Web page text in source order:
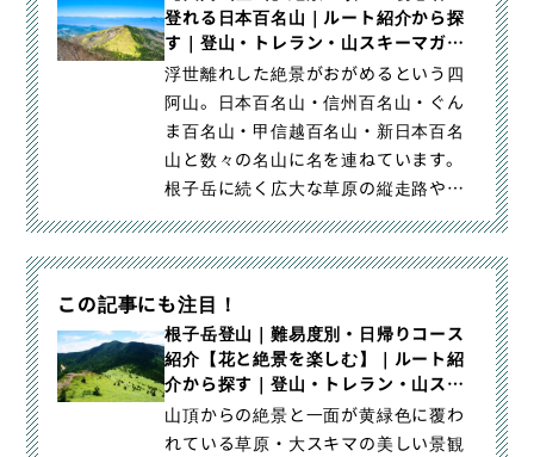
登れる日本百名山｜ルート紹介から探
す｜登山・トレラン・山スキーマガジ
ン「山旅旅」
浮世離れした絶景がおがめるという四
阿山。日本百名山・信州百名山・ぐん
ま百名山・甲信越百名山・新日本百名
山と数々の名山に名を連ねています。
根子岳に続く広大な草原の縦走路や、
遮るもののない見晴らしはまるで｜
登れる日本百名山｜登山・トレラン・
山スキーマガジン「山旅旅」の「ルー
ト紹介から探す」（）カテゴリの記事
ページです。
この記事にも注目！
根子岳登山｜難易度別・日帰りコース
紹介【花と絶景を楽しむ】｜ルート紹
介から探す｜登山・トレラン・山スキ
ーマガジン「山旅旅」
山頂からの絶景と一面が黄緑色に覆わ
れている草原・大スキマの美しい景観